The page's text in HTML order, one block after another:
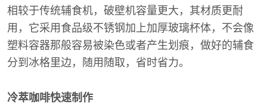
相较于传统辅食机，破壁机容量更大，其材质更耐
用，它采用食品级不锈钢加上加厚玻璃杯体，不会像
塑料容器那般容易被染色或者产生划痕，做好的辅食
分到冰格里边，随用随取，省时省力。
冷萃咖啡快速制作